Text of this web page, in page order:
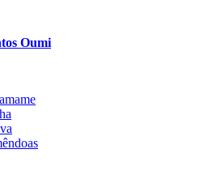
Oumi